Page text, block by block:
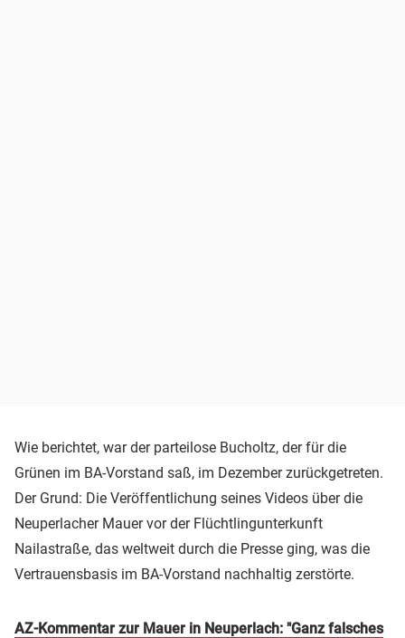
Wie berichtet, war der parteilose Bucholtz, der für die
Grünen im BA-Vorstand saß, im Dezember zurückgetreten.
Der Grund: Die Veröffentlichung seines Videos über die
Neuperlacher Mauer vor der Flüchtlingunterkunft
Nailastraße, das weltweit durch die Presse ging, was die
Vertrauensbasis im BA-Vorstand nachhaltig zerstörte.
AZ-Kommentar zur Mauer in Neuperlach: "Ganz falsches